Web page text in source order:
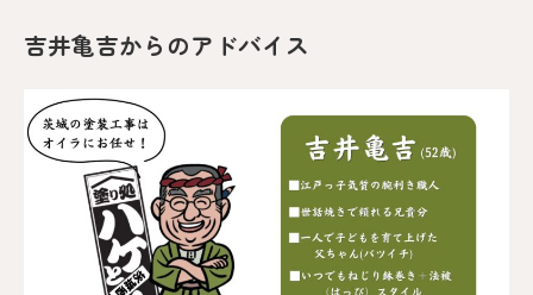
吉井亀吉からのアドバイス